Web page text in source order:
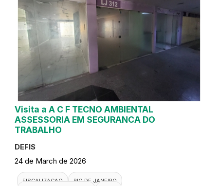
Visita a A C F TECNO AMBIENTAL
ASSESSORIA EM SEGURANCA DO
TRABALHO
DEFIS
24 de March de 2026
FISCALIZACAO
RIO DE JANEIRO